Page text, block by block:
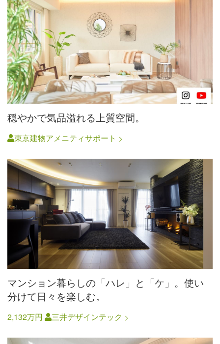
穏やかで気品溢れる上質空間。
東京建物アメニティサポート
マンション暮らしの「ハレ」と「ケ」。使い
分けて日々を楽しむ。
2,132万円 三井デザインテック